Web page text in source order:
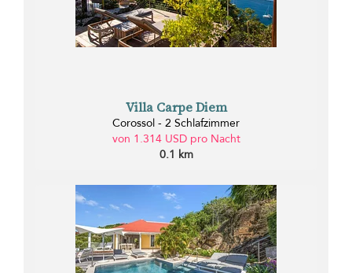
Villa Carpe Diem
Corossol - 2 Schlafzimmer
von 1.314 USD pro Nacht
0.1 km